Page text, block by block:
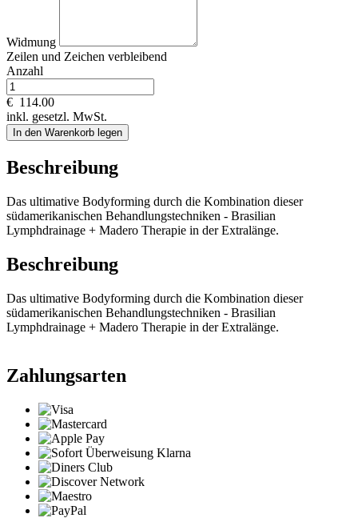
Widmung
Zeilen und Zeichen verbleibend
Anzahl
€ 114.00
inkl. gesetzl. MwSt.
In den Warenkorb legen
Beschreibung
Das ultimative Bodyforming durch die Kombination dieser
südamerikanischen Behandlungstechniken - Brasilian
Lymphdrainage + Madero Therapie in der Extralänge.
Beschreibung
Das ultimative Bodyforming durch die Kombination dieser
südamerikanischen Behandlungstechniken - Brasilian
Lymphdrainage + Madero Therapie in der Extralänge.
Zahlungsarten